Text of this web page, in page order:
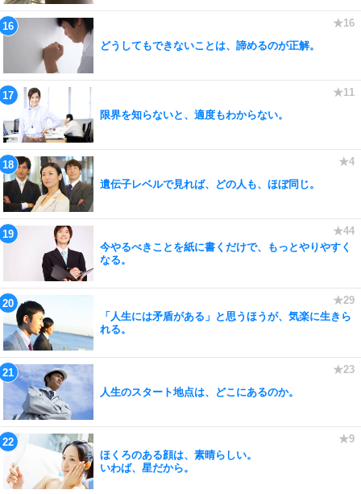
どうしてもできないことは、諦めるのが正解。
限界を知らないと、適度もわからない。
遺伝子レベルで見れば、どの人も、ほぼ同じ。
今やるべきことを紙に書くだけで、もっとやりやすく
なる。
「人生には矛盾がある」と思うほうが、気楽に生きら
れる。
人生のスタート地点は、どこにあるのか。
ほくろのある顔は、素晴らしい。
いわば、星だから。